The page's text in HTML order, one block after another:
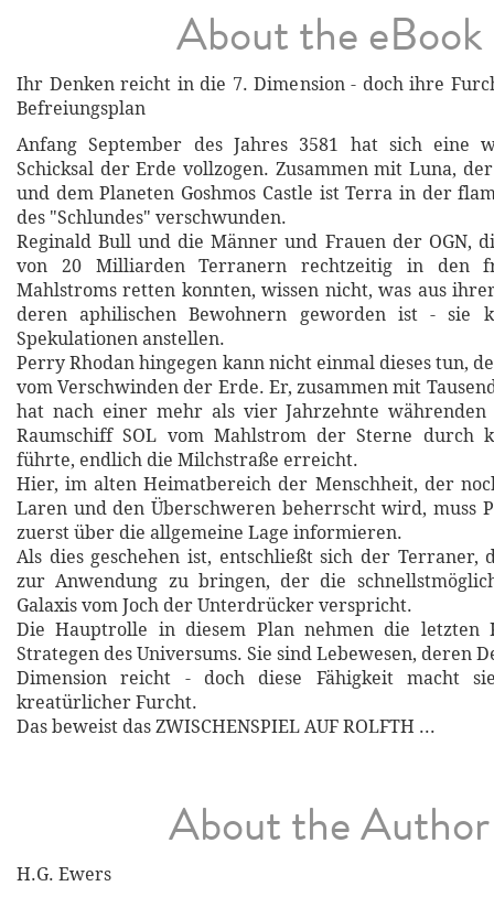
About the eBook
Ihr Denken reicht in die 7. Dimension - doch ihre
Befreiungsplan
Anfang September des Jahres 3581 hat sich eine
Schicksal der Erde vollzogen. Zusammen mit Luna,
und dem Planeten Goshmos Castle ist Terra in der
des "Schlundes" verschwunden.
Reginald Bull und die Männer und Frauen der OGN,
von 20 Milliarden Terranern rechtzeitig in den
Mahlstroms retten konnten, wissen nicht, was aus
deren aphilischen Bewohnern geworden ist - sie
Spekulationen anstellen.
Perry Rhodan hingegen kann nicht einmal dieses tun,
vom Verschwinden der Erde. Er, zusammen mit
hat nach einer mehr als vier Jahrzehnte währenden
Raumschiff SOL vom Mahlstrom der Sterne durch
führte, endlich die Milchstraße erreicht.
Hier, im alten Heimatbereich der Menschheit, der
Laren und den Überschweren beherrscht wird, muss
zuerst über die allgemeine Lage informieren.
Als dies geschehen ist, entschließt sich der Terraner,
zur Anwendung zu bringen, der die
Galaxis vom Joch der Unterdrücker verspricht.
Die Hauptrolle in diesem Plan nehmen die letzten
Strategen des Universums. Sie sind Lebewesen, deren
Dimension reicht - doch diese Fähigkeit macht
kreatürlicher Furcht.
Das beweist das ZWISCHENSPIEL AUF ROLFTH ...
About the Author
H.G. Ewers